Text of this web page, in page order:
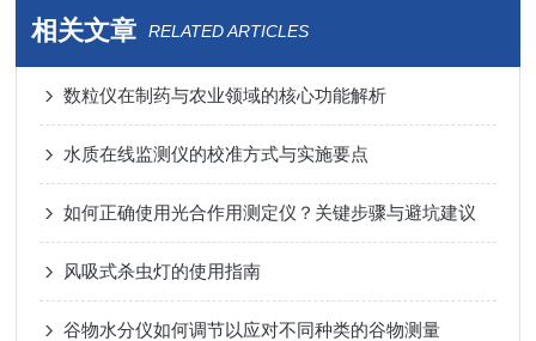
相关文章 RELATED ARTICLES
数粒仪在制药与农业领域的核心功能解析
水质在线监测仪的校准方式与实施要点
如何正确使用光合作用测定仪？关键步骤与避坑建议
风吸式杀虫灯的使用指南
谷物水分仪如何调节以应对不同种类的谷物测量